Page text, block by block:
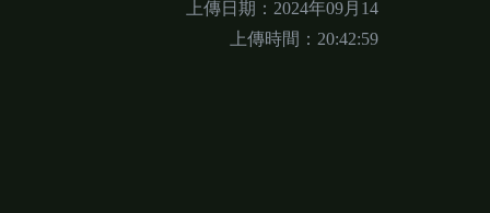
上傳日期：2024年09月14
上傳時間：20:42:59